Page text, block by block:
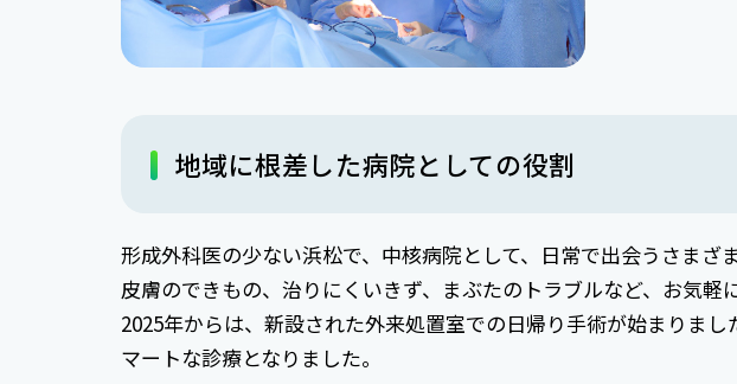
地域に根差した病院としての役割
形成外科医の少ない浜松で、中核病院として、日常で出会うさまざ
皮膚のできもの、治りにくいきず、まぶたのトラブルなど、お気軽
2025年からは、新設された外来処置室での日帰り手術が始まりま
マートな診療となりました。